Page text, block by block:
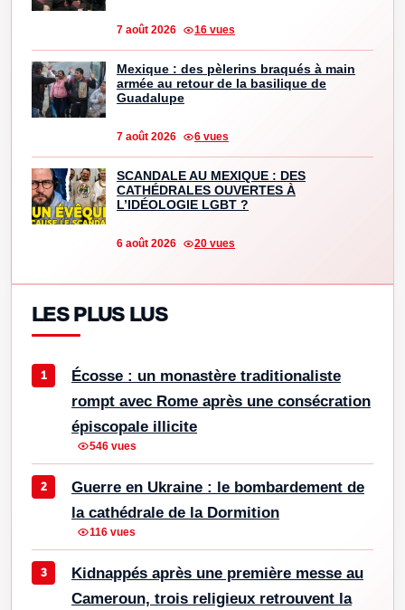
7 août 2026 16 vues
Mexique : des pèlerins braqués à main
armée au retour de la basilique de
Guadalupe
7 août 2026 6 vues
SCANDALE AU MEXIQUE : DES
CATHÉDRALES OUVERTES À
L’IDÉOLOGIE LGBT ?
6 août 2026 20 vues
LES PLUS LUS
Écosse : un monastère traditionaliste
rompt avec Rome après une consécration
épiscopale illicite
546 vues
Guerre en Ukraine : le bombardement de
la cathédrale de la Dormition
116 vues
Kidnappés après une première messe au
Cameroun, trois religieux retrouvent la